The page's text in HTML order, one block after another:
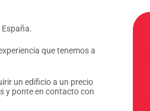
que tenemos a
un edificio a un precio
y ponte en contacto con